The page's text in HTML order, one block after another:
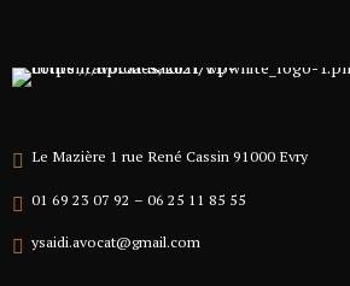
Le Mazière 1 rue René Cassin 91000 Evry
01 69 23 07 92 – 06 25 11 85 55
ysaidi.avocat@gmail.com